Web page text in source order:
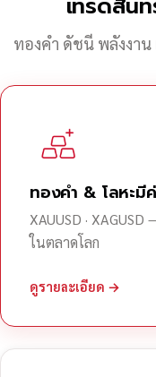
ทองคำ ดัชนี พลังงา
ทองคำ & โลหะมี
XAUUSD ·
ในตลาดโลก
ดูรายละเอียด →